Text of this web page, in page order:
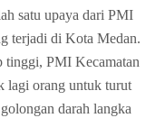
satu upaya dari PMI
terjadi di Kota Medan.
tinggi, PMI Kecamatan
lagi orang untuk turut
darah langka